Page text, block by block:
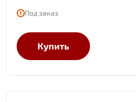
Под заказ
Купить